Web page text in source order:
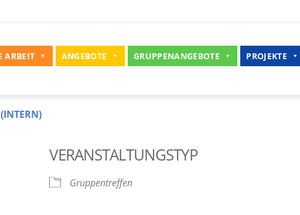
ARBEIT ANGEBOTE GRUPPENANGEBOTE PROJEKTE
VERANSTALTUNGSTYP
Gruppentreffen